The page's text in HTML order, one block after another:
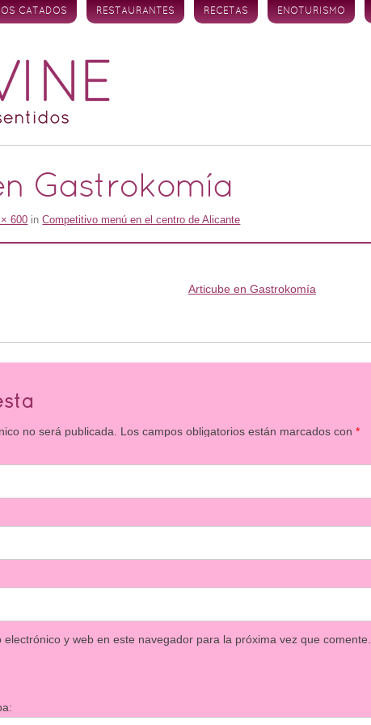
CATADOS RESTAURANTES RECETAS ENOTURISMO
Gastrokomía
600 inCompetitivo menú en el centro de Alicante
no será publicada. Los campos obligatorios están marcados con*
y web en este navegador para la próxima vez que comente.